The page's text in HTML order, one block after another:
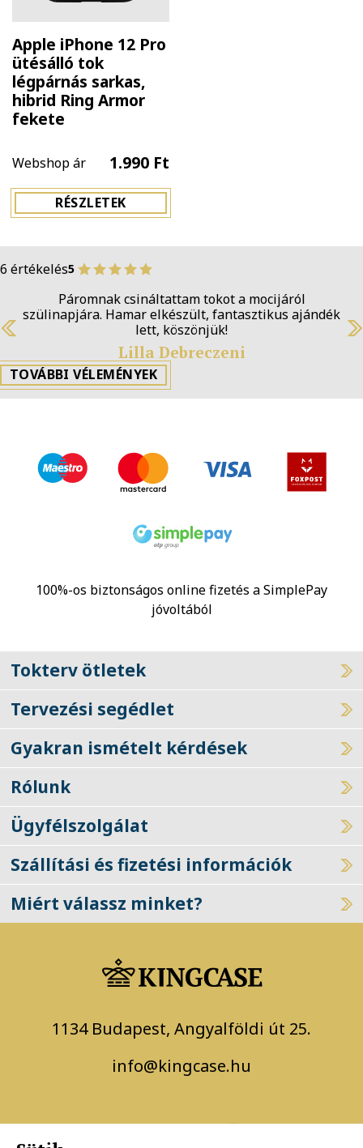
Apple iPhone 12 Pro
ütésálló tok
légpárnás sarkas,
hibrid Ring Armor
fekete
Webshop ár 1.990 Ft
RÉSZLETEK
6 értékelés5
Páromnak csináltattam tokot a mocijáról
szülinapjára. Hamar elkészült, fantasztikus ajándék
lett, köszönjük!
Lilla Debreczeni
Previous
TOVÁBBI VÉLEMÉNYEK
100%-os biztonságos online fizetés a SimplePay
jóvoltából
Tokterv ötletek
Tervezési segédlet
Gyakran ismételt kérdések
Rólunk
Ügyfélszolgálat
Szállítási és fizetési információk
Miért válassz minket?
1134 Budapest, Angyalföldi út 25.
info@kingcase.hu